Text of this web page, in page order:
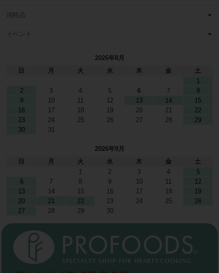
消耗品
イベント
2026年8月
日
月 火 水 木 金
土
1
2
3 4 5 6 7
8
9
10 11 12 13 14
15
16
17 18 19 20 21
22
23
24 25 26 27 28
29
30
31
2026年9月
日
月 火 水 木 金
土
1
2 3 4
5
6
7 8 9 10 11
12
13
14 15 16 17 18
19
20
21 22 23 24 25
26
27
28 29 30